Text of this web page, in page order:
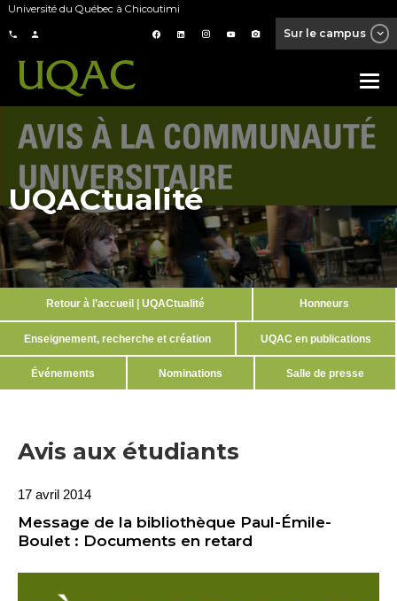
Université du Québec à Chicoutimi
Sur le campus
UQACtualité
Retour à l’accueil | UQACtualité Honneurs
Enseignement, recherche et création UQAC en publications
Événements Nominations Salle de presse
Avis aux étudiants
17 avril 2014
Message de la bibliothèque Paul-Émile-
Boulet : Documents en retard